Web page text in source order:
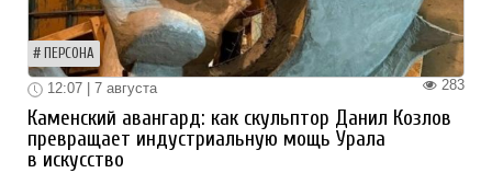
ПЕРСОНА
283
12:07 | 7 августа
Каменский авангард: как скульптор Данил Козлов
превращает индустриальную мощь Урала
в искусство